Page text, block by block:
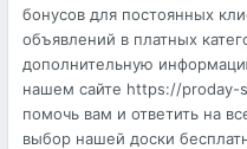
бонусов для постоянных
объявлений в платных
дополнительную
нашем сайте https://proday-
помочь вам и ответить на
выбор нашей доски